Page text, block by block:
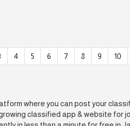
4 5 6 7 8 9 10
where you can post your
classified app & website for